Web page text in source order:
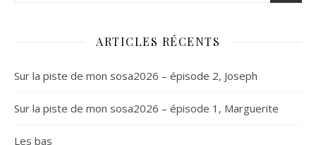
ARTICLES RÉCENTS
Sur la piste de mon sosa2026 – épisode 2, Joseph
Sur la piste de mon sosa2026 – épisode 1, Marguerite
Les bas